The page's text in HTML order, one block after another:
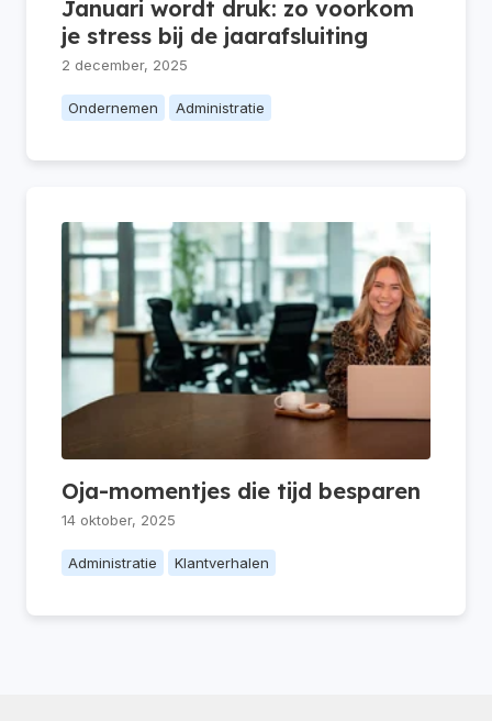
Januari wordt druk: zo voorkom
je stress bij de jaarafsluiting
2 december, 2025
Ondernemen Administratie
Oja-momentjes die tijd besparen
14 oktober, 2025
Administratie Klantverhalen